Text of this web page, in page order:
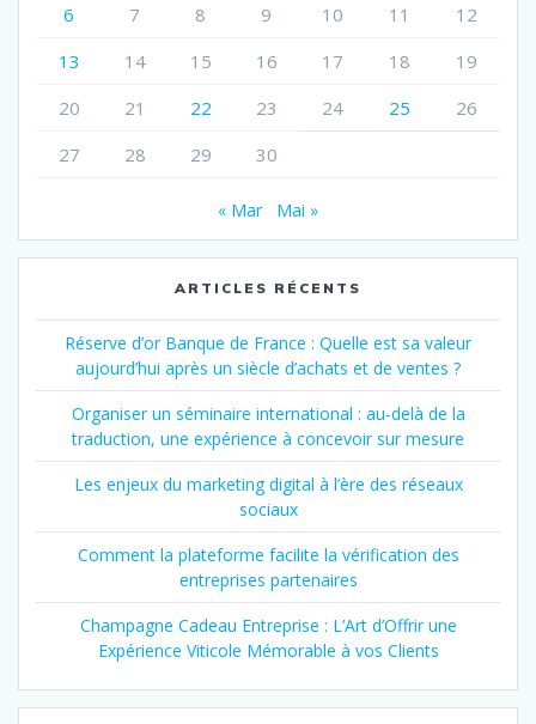
6
7 8 9 10 11
12
13
14 15 16 17 18
19
20
21 22 23 24 25
26
27
28 29 30
« Mar Mai »
ARTICLES RÉCENTS
Réserve d’or Banque de France : Quelle est sa valeur
aujourd’hui après un siècle d’achats et de ventes ?
Organiser un séminaire international : au-delà de la
traduction, une expérience à concevoir sur mesure
Les enjeux du marketing digital à l’ère des réseaux
sociaux
Comment la plateforme facilite la vérification des
entreprises partenaires
Champagne Cadeau Entreprise : L’Art d’Offrir une
Expérience Viticole Mémorable à vos Clients